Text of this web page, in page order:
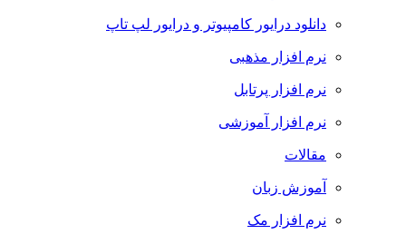
دانلود درایور کامپیوتر و درایور لپ تاپ
نرم افزار مذهبی
نرم افزار پرتابل
نرم افزار آموزشی
مقالات
آموزش زبان
نرم افزار مک